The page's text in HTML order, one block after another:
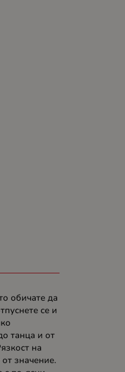
обичате да
се и
танца и от
на
значение.